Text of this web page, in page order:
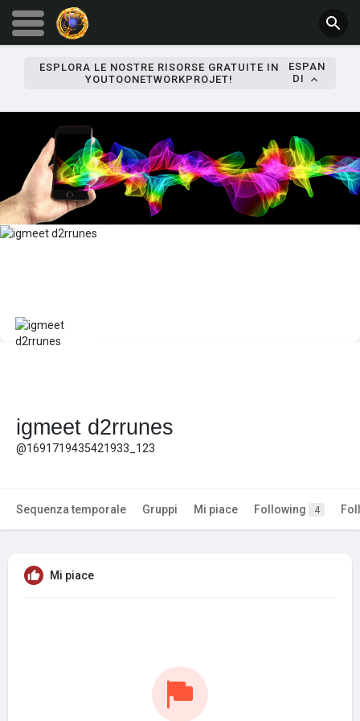
ESPLORA LE NOSTRE RISORSE GRATUITE IN
YOUTOONETWORKPROJET!
ESPAN
DI
igmeet d2rrunes
@1691719435421933_123
Sequenza temporale Gruppi Mi piace Following 4
Mi piace